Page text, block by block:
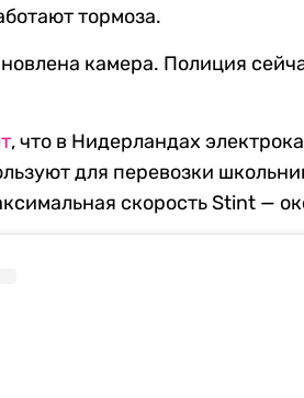
тормоза.
камера. Полиция
, что в Нидерландах
для перевозки
скорость Stint —